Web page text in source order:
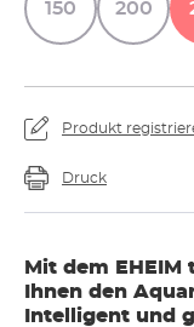
150 200
Produkt
Druck
Mit dem
Ihnen den
Intelligent und